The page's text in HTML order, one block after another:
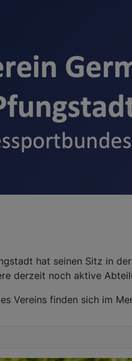
hat seinen Sitz in
derzeit noch aktive
Vereins finden sich im